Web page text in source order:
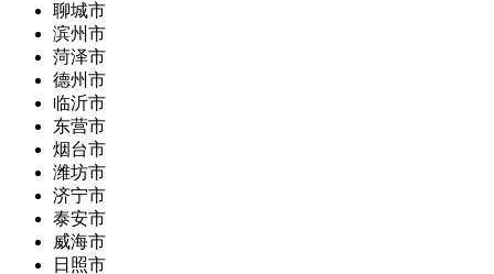
聊城市
滨州市
菏泽市
德州市
临沂市
东营市
烟台市
潍坊市
济宁市
泰安市
威海市
日照市